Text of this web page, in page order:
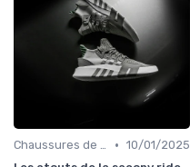
Chaussures de Course • 10/01/2025